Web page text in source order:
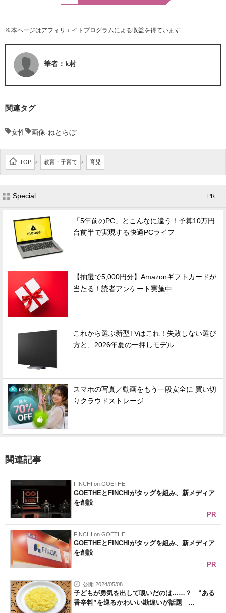
※本ページはアフィリエイトプログラムによる収益を得ています
筆者：k村
関連タグ
女性 画像-ねとらぼ
TOP > 教育・子育て > 育児
Special - PR -
「5年前のPC」とこんなに違う！予算10万円
台前半で実現する快適PCライフ
【抽選で5,000円分】Amazonギフトカードが
当たる！読者アンケート実施中
これから選ぶ新型TVはこれ！失敗しない選び
方と、2026年夏の一押しモデル
スマホの写真／動画をもう一段安全に 買い切
りクラウドストレージ
関連記事
FINCHI on GOETHE
GOETHEとFINCHIがタッグを組み、新メディア
を創設
PR
FINCHI on GOETHE
GOETHEとFINCHIがタッグを組み、新メディア
を創設
PR
公開 2024/05/08
子どもが勇気を出して嗅いだのは……？ “ある
香辛料”を巡るかわいい勘違いが話題 ...